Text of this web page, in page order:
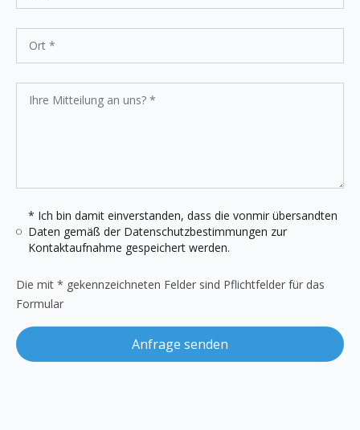
* Ich bin damit einverstanden, dass die vonmir übersandten
Daten gemäß der Datenschutzbestimmungen zur
Kontaktaufnahme gespeichert werden.
Die mit * gekennzeichneten Felder sind Pflichtfelder für das
Formular
Anfrage senden